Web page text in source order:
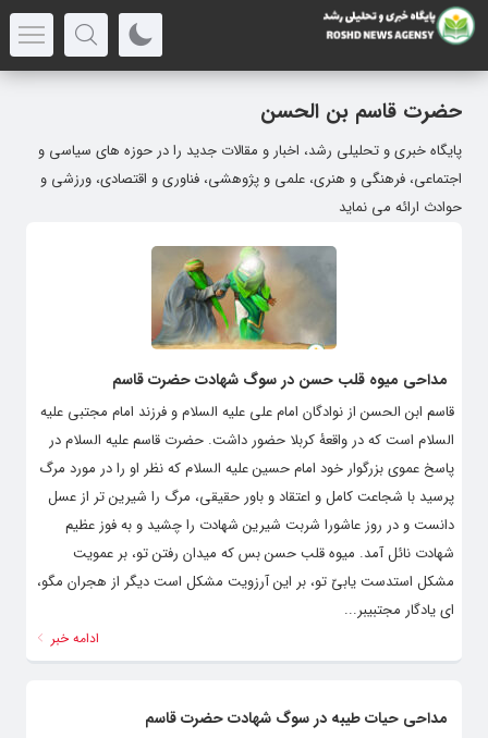
حضرت قاسم بن الحسن
پایگاه خبری و تحلیلی رشد، اخبار و مقالات جدید را در حوزه های سیاسی و
اجتماعی، فرهنگی و هنری، علمی و پژوهشی، فناوری و اقتصادی، ورزشی و
حوادث ارائه می نماید
مداحی میوه قلب حسن در سوگ شهادت حضرت قاسم
قاسم ابن الحسن از نوادگان امام علی علیه السلام و فرزند امام مجتبی علیه
السلام است که در واقعۀ کربلا حضور داشت. حضرت قاسم علیه السلام در
پاسخ عموی بزرگوار خود امام حسین علیه السلام که نظر او را در مورد مرگ
پرسید با شجاعت کامل و اعتقاد و باور حقیقی، مرگ را شیرین ‌تر از عسل
دانست و در روز عاشورا شربت شیرین شهادت را چشید و به فوز عظیم
شهادت نائل آمد. میوه قلب حسن بس که میدان رفتن تو، بر عمویت
مشکل استدست یابیّ تو، بر این آرزویت مشکل است دیگر از هجران مگو،
ای یادگار مجتبیبر...
ادامه خبر
مداحی حیات طیبه در سوگ شهادت حضرت قاسم